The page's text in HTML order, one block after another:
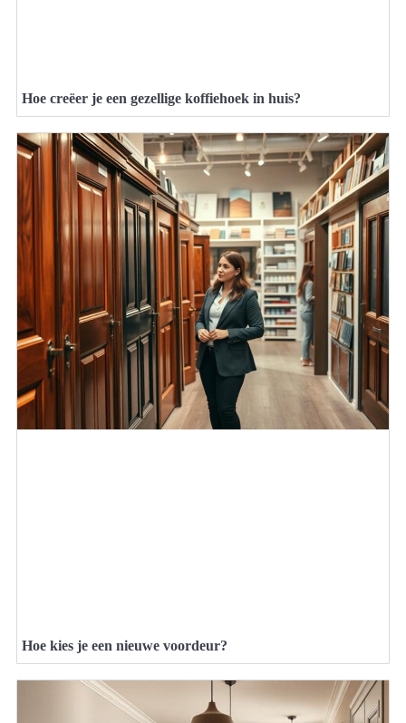
Hoe creëer je een gezellige koffiehoek in huis?
Hoe kies je een nieuwe voordeur?